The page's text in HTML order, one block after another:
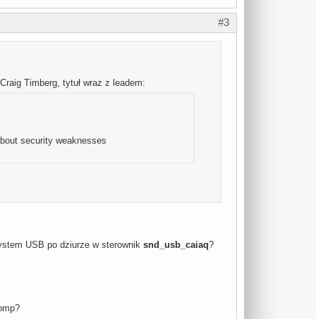
#3
Timberg, tytuł wraz z leadem:
security weaknesses
USB po dziurze w sterownik snd_usb_caiaq?